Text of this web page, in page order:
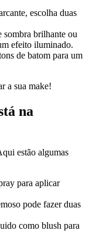
escolha duas
brilhante ou
efeito iluminado.
de batom para um
a sua make!
na
estão algumas
para aplicar
pode fazer duas
como blush para